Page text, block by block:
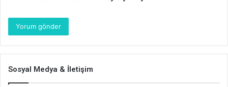
Sosyal Medya & İletişim